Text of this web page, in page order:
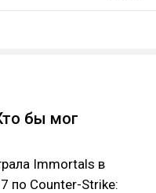
бы мог
Immortals в
по Counter-Strike: